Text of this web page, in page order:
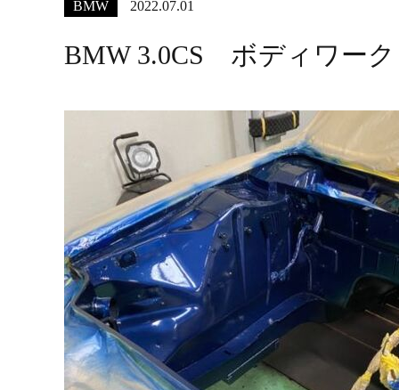
BMW 2022.07.01
BMW 3.0CS ボディワーク